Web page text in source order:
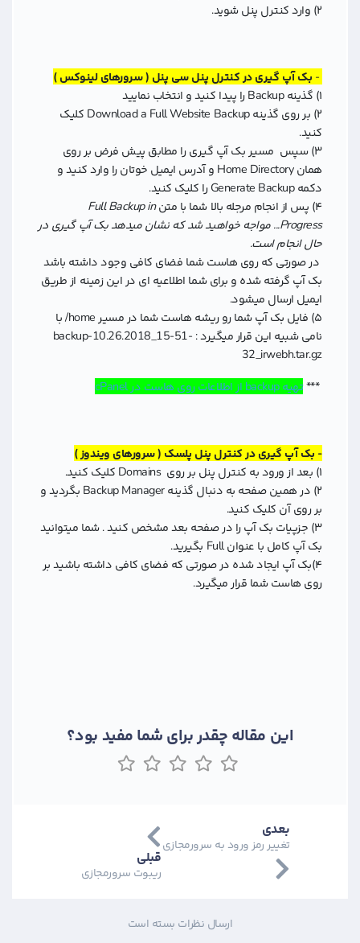
۲) وارد کنترل پنل شوید.
- بک آپ گیری در کنترل پنل سی پنل ( سرورهای لینوکس )
۱) گذینه Backup را پیدا کنید و انتخاب نمایید
۲) بر روی گذینه Download a Full Website Backup کلیک
کنید.
۳) سپس مسیر بک آپ گیری را مطابق پیش فرض بر روی
همان Home Directory و آدرس ایمیل خوتان را وارد کنید و
دکمه Generate Backup
را کلیک کنید.
۴)‌ پس از انجام مرجله بالا شما با متن
Full Backup in
Progress... مواجه خواهید شد که نشان میدهد بک آپ گیری در
حال انجام است.
در صورتی که روی هاست شما فضای کافی وجود داشته باشد
بک آپ گرفته شده و برای شما اطلاعیه ای در این زمینه از طریق
ایمیل ارسال میشود.
۵) فایل بک آپ شما رو ریشه هاست شما در مسیر home/ با
نامی شبیه این قرار میگیرد : backup-10.26.2018_15-51-
32_irwebh.tar.gz
***تهیه backup از اطلاعات روی هاست در cPanel
- بک آپ گیری در کنترل پنل پلسک ( سرورهای ویندوز )
۱) بعد از ورود به کنترل پنل بر روی Domains کلیک کنید.
۲)‌ در همین صفحه به دنبال گذینه ‌Backup Manager بگردید و
بر روی آن کلیک کنید.
۳)‌ جزپیات بک آپ را در صفحه بعد مشخص کنید . شما میتوانید
بک آپ کامل با عنوان Full بگیرید.
۴)‌بک آپ ایجاد شده در صورتی که فضای کافی داشته باشید بر
روی هاست شما قرار میگیرد.
این مقاله چقدر برای شما مفید بود؟
قبلی
ریبوت سرورمجازی
بعدی
تغییر رمز ورود به سرورمجازی
ارسال نظرات بسته است